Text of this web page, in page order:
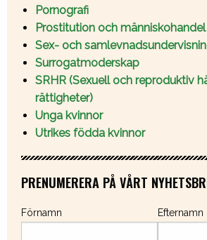
Pornografi
Prostitution och människohandel
Sex- och
Surrogatmoderskap
SRHR (Sexuell och reproduktiv
rättigheter)
Unga kvinnor
Utrikes födda kvinnor
PRENUMERERA PÅ VÅRT
Förnamn Efternamn